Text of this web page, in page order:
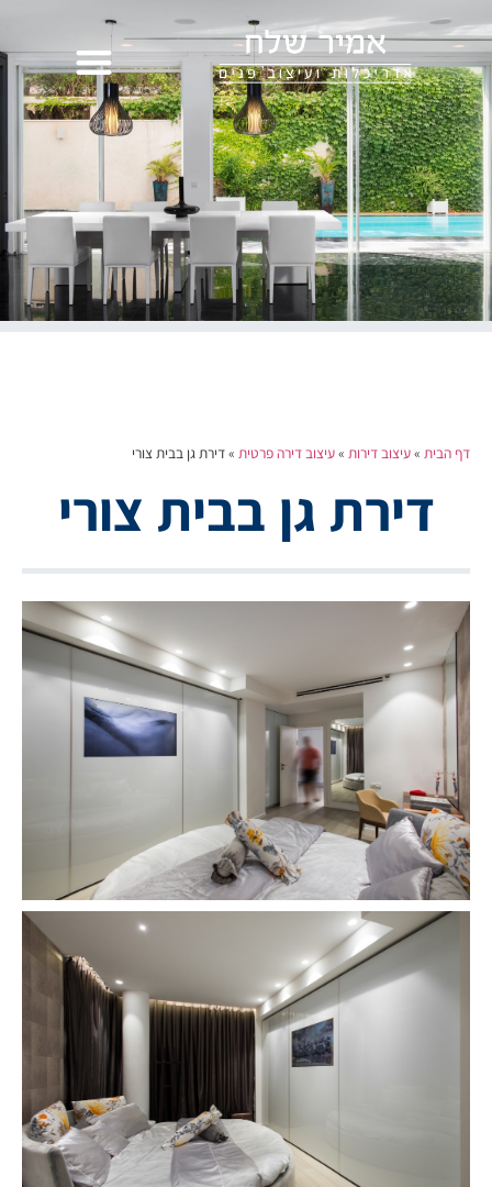
דף הבית »עיצוב דירות »עיצוב דירה פרטית »דירת גן בבית צורי
דירת גן בבית צורי